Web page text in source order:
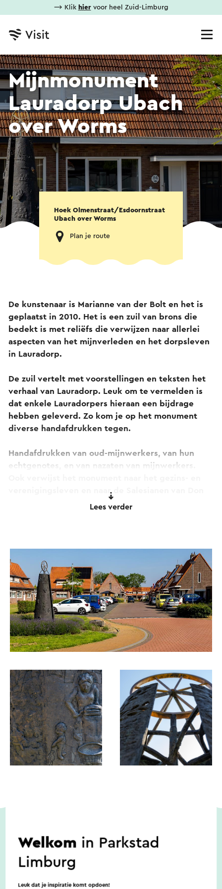
⟶ Klik hiervoor heel Zuid-Limburg
Mijnmonument
Lauradorp Ubach
over Worms
Hoek Olmenstraat/Esdoornstraat
Ubach over Worms
Plan je route
De kunstenaar is Marianne van der Bolt en het is
geplaatst in 2010. Het is een zuil van brons die
bedekt is met reliëfs die verwijzen naar allerlei
aspecten van het mijnverleden en het dorpsleven
in Lauradorp.
De zuil vertelt met voorstellingen en teksten het
verhaal van Lauradorp. Leuk om te vermelden is
dat enkele Lauradorpers hieraan een bijdrage
hebben geleverd. Zo kom je op het monument
diverse handafdrukken tegen.
Handafdrukken van oud-mijnwerkers, van hun
echtgenotes, en van nazaten van mijnwerkers.
verenigingsleven en naar de Salesianen van Don
Bosco, de eerste zielzorgers van Lauradorp.
Lees verder
Toegankelijkheid
Er zijn geen noemenswaardige
Welkom in Parkstad
Limburg
Leuk dat je inspiratie komt opdoen!